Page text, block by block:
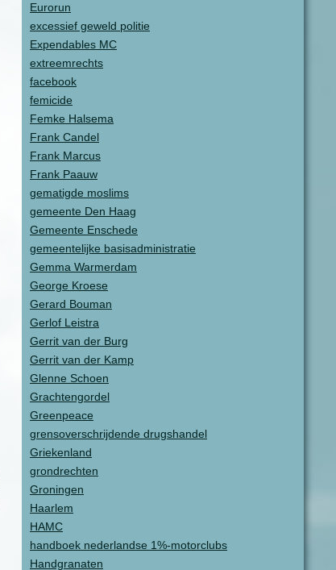
Eurorun
excessief geweld politie
Expendables MC
extreemrechts
facebook
femicide
Femke Halsema
Frank Candel
Frank Marcus
Frank Paauw
gematigde moslims
gemeente Den Haag
Gemeente Enschede
gemeentelijke basisadministratie
Gemma Warmerdam
George Kroese
Gerard Bouman
Gerlof Leistra
Gerrit van der Burg
Gerrit van der Kamp
Glenne Schoen
Grachtengordel
Greenpeace
grensoverschrijdende drugshandel
Griekenland
grondrechten
Groningen
Haarlem
HAMC
handboek nederlandse 1%-motorclubs
Handgranaten